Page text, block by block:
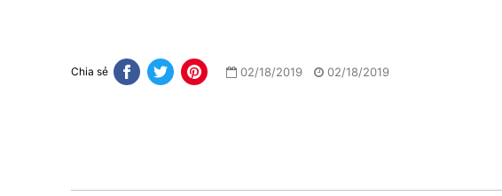
Chia sẻ 02/18/2019 02/18/2019